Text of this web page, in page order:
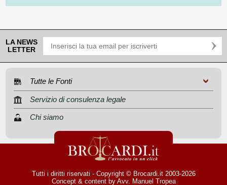
LA NEWS
LETTER
Tutte le Fonti
Servizio di consulenza legale
Chi siamo
Tutti i diritti riservati - Copyright © Brocardi.it 2003-2026
Concept & content by Avv. Manuel Tropea